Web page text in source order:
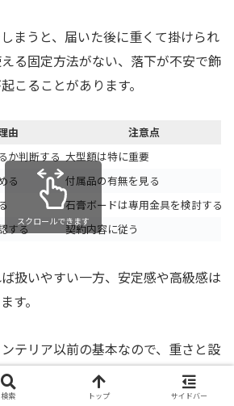
まうと、届いた後に重くて掛けられ
る固定方法がない、落下が不安で飾
こることがあります。
由
注意点
か判断する 大型額は特に重要
る
付属品の有無を見る
石膏ボードは専用金具を検討する
する 契約内容に従う
スクロールできます
扱いやすい一方、安定感や高級感は
す。
テリア以前の基本なので、重さと設
確認したいポイントです。
検索 トップ サイドバー